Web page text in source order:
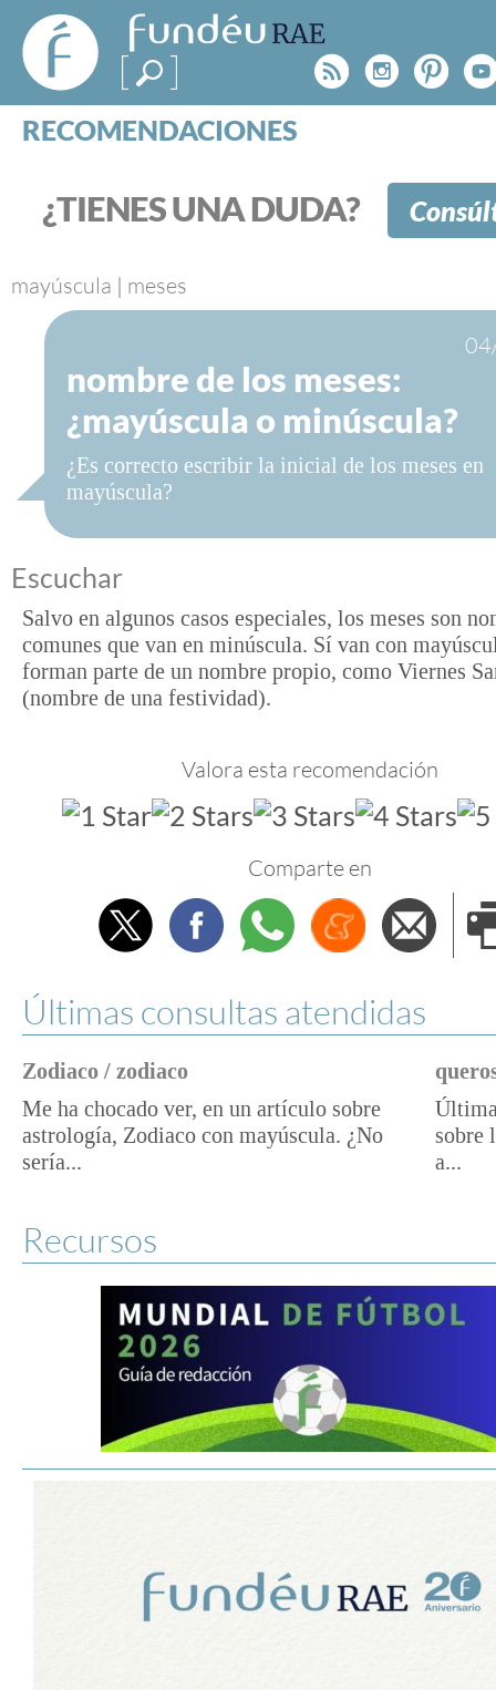
FundéuRAE
- Fundación
del Español
Urgente
Rss
RECOMENDACIONES
CATEGORÍAS
ESPECIALES
BLOG
NOTICIAS
SOBRE LA FUNDÉURAE
FundéuRAE es una fundación patrocinada por la
y la Real Academia Española, cuyo objetivo es
el buen uso del español en los medios de
Internet.
¿TIENES UNA DUDA?
mayúscula | meses
nombre de los meses:
¿mayúscula o minúscula?
¿Es correcto escribir la inicial de los meses en
mayúscula?
Escuchar
Salvo en algunos casos especiales, los meses son
comunes que van en minúscula. Sí van con
forman parte de un nombre propio, como Viernes
(nombre de una festividad).
Valora esta recomendación
Comparte en
TwitterFacebookWhatsappMenéame
Últimas consultas atendidas
Zodiaco / zodiaco
Me ha chocado ver, en un artículo sobre
astrología, Zodiaco con mayúscula. ¿No
sería...
sobre
a...
Recursos